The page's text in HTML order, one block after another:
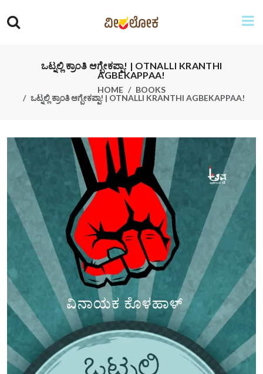
ಒಟ್ನಲ್ಲಿ ಕ್ರಾಂತಿ ಆಗ್ಬೇಕಪ್ಪಾ! | OTNALLI KRANTHI
AGBEKAPPAA!
HOME
BOOKS
ಒಟ್ನಲ್ಲಿ ಕ್ರಾಂತಿ ಆಗ್ಬೇಕಪ್ಪಾ! | OTNALLI KRANTHI AGBEKAPPAA!